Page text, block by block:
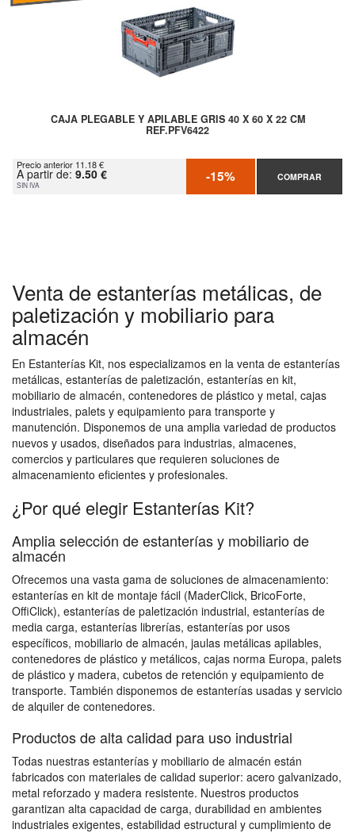
CAJA PLEGABLE Y APILABLE GRIS 40 X 60 X 22 CM
REF.PFV6422
Precio anterior 11.18 €
A partir de: 9.50 €
SIN IVA -15% COMPRAR
Venta de estanterías metálicas, de
paletización y mobiliario para
almacén
En Estanterías Kit, nos especializamos en la venta de estanterías
metálicas, estanterías de paletización, estanterías en kit,
mobiliario de almacén, contenedores de plástico y metal, cajas
industriales, palets y equipamiento para transporte y
manutención. Disponemos de una amplia variedad de productos
nuevos y usados, diseñados para industrias, almacenes,
comercios y particulares que requieren soluciones de
almacenamiento eficientes y profesionales.
¿Por qué elegir Estanterías Kit?
Amplia selección de estanterías y mobiliario de
almacén
Ofrecemos una vasta gama de soluciones de almacenamiento:
estanterías en kit de montaje fácil (MaderClick, BricoForte,
OffiClick), estanterías de paletización industrial, estanterías de
media carga, estanterías librerías, estanterías por usos
específicos, mobiliario de almacén, jaulas metálicas apilables,
contenedores de plástico y metálicos, cajas norma Europa, palets
de plástico y madera, cubetos de retención y equipamiento de
transporte. También disponemos de estanterías usadas y servicio
de alquiler de contenedores.
Productos de alta calidad para uso industrial
Todas nuestras estanterías y mobiliario de almacén están
fabricados con materiales de calidad superior: acero galvanizado,
metal reforzado y madera resistente. Nuestros productos
garantizan alta capacidad de carga, durabilidad en ambientes
industriales exigentes, estabilidad estructural y cumplimiento de